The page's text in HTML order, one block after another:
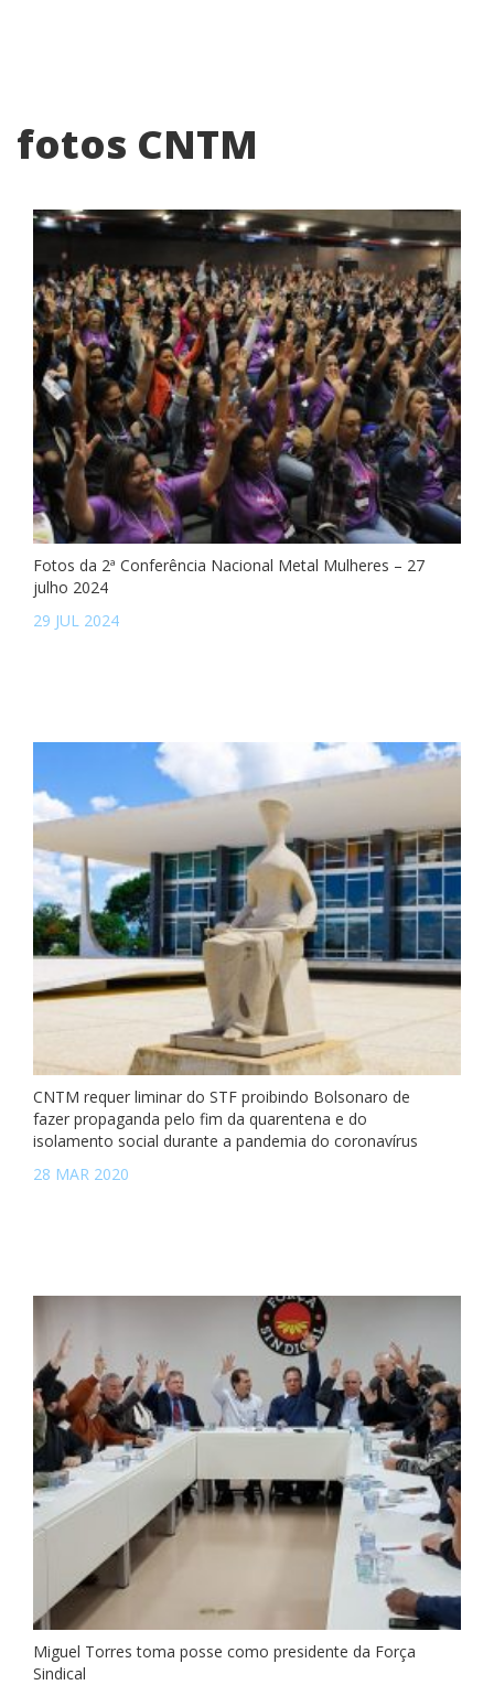
fotos CNTM
Fotos da 2ª Conferência Nacional Metal Mulheres – 27
julho 2024
29 JUL 2024
CNTM requer liminar do STF proibindo Bolsonaro de
fazer propaganda pelo fim da quarentena e do
isolamento social durante a pandemia do coronavírus
28 MAR 2020
Miguel Torres toma posse como presidente da Força
Sindical